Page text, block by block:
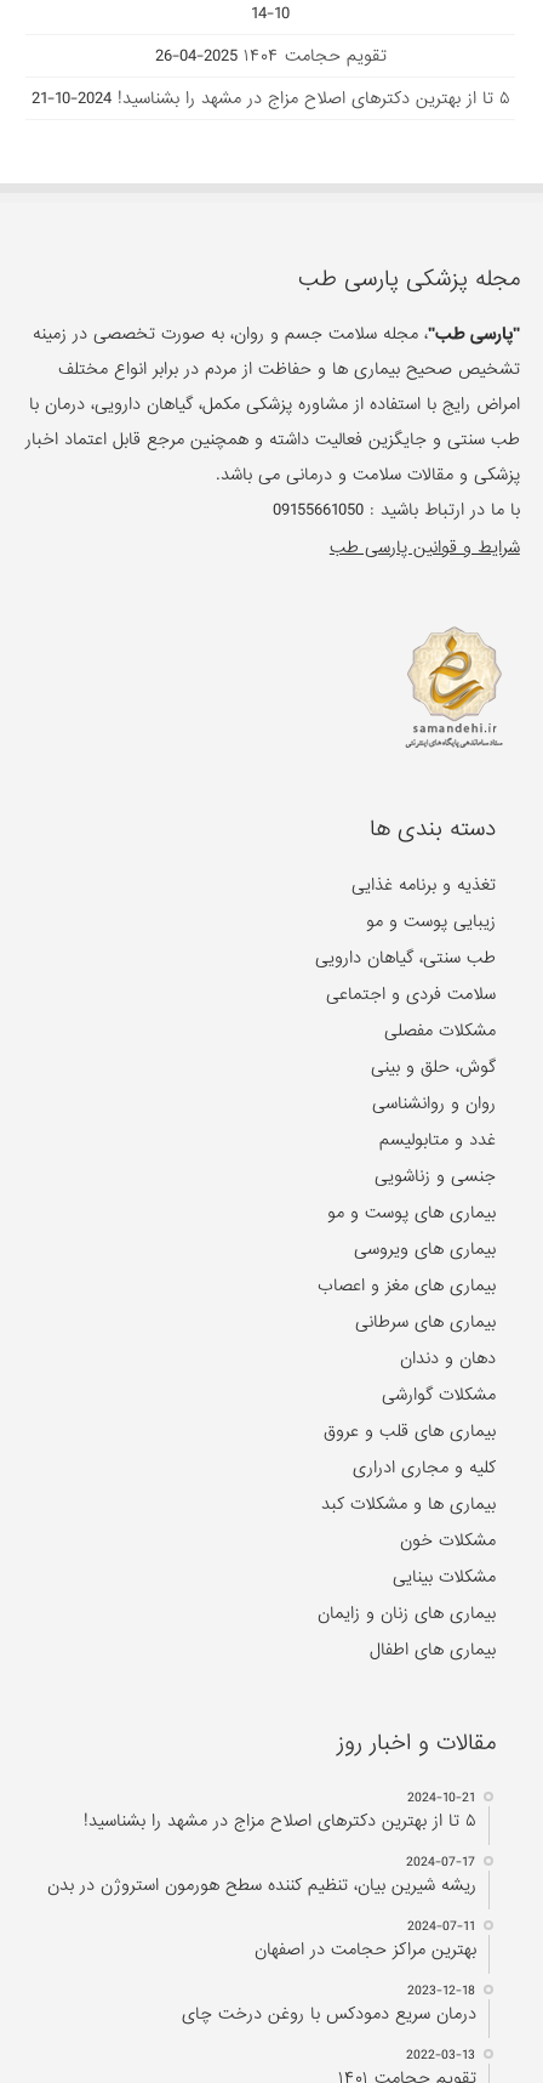
10-14
تقویم حجامت ۱۴۰۴
2025-04-26
۵ تا از بهترین دکتر‌های اصلاح مزاج در مشهد را بشناسید!
2024-10-21
مجله پزشکی پارسی طب
"پارسی طب"، مجله سلامت جسم و روان، به صورت تخصصی در زمینه
تشخیص صحیح بیماری ها و حفاظت از مردم در برابر انواع مختلف
امراض رایج با استفاده از مشاوره پزشکی مکمل، گیاهان دارویی، درمان با
طب سنتی و جایگزین فعالیت داشته و همچنین مرجع قابل اعتماد اخبار
پزشکی و مقالات سلامت و درمانی می باشد.
با ما در ارتباط باشید :09155661050
شرایط و قوانین پارسی طب
دسته بندی ها
تغذیه و برنامه غذایی
زیبایی پوست و مو
طب سنتی، گیاهان دارویی
سلامت فردی و اجتماعی
مشکلات مفصلی
گوش، حلق و بینی
روان و روانشناسی
غدد و متابولیسم
جنسی و زناشویی
بیماری های پوست و مو
بیماری های ویروسی
بیماری های مغز و اعصاب
بیماری های سرطانی
دهان و دندان
مشکلات گوارشی
بیماری های قلب و عروق
کلیه و مجاری ادراری
بیماری ها و مشکلات کبد
مشکلات خون
مشکلات بینایی
بیماری های زنان و زایمان
بیماری های اطفال
مقالات و اخبار روز
2024-10-21
۵ تا از بهترین دکتر‌های اصلاح مزاج در مشهد را بشناسید!
2024-07-17
ریشه شیرین بیان، تنظیم کننده سطح هورمون استروژن در بدن
2024-07-11
بهترین مراکز حجامت در اصفهان
2023-12-18
درمان سریع دمودکس با روغن درخت چای
2022-03-13